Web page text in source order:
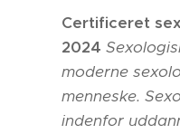
Certificeret
2024
moderne
menneske.
indenfor